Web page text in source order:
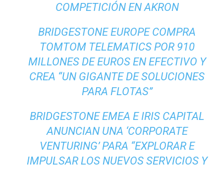
COMPETICIÓN EN AKRON
BRIDGESTONE EUROPE COMPRA
TOMTOM TELEMATICS POR 910
MILLONES DE EUROS EN EFECTIVO Y
CREA “UN GIGANTE DE SOLUCIONES
PARA FLOTAS”
BRIDGESTONE EMEA E IRIS CAPITAL
ANUNCIAN UNA ‘CORPORATE
VENTURING’ PARA “EXPLORAR E
IMPULSAR LOS NUEVOS SERVICIOS Y